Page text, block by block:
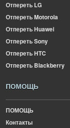
Отпереть LG
Отпереть Motorola
Отпереть Huawei
Отпереть Sony
Отпереть HTC
Отпереть Blackberry
ПОМОЩЬ
ПОМОЩЬ
Контакты